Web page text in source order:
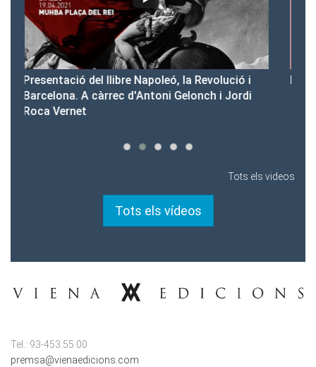
Presentació del Club Victòria
viena@vienaedicions.com
rights@vienaedicions.com